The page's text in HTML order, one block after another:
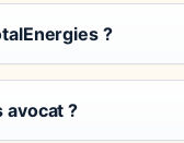
?
avocat ?